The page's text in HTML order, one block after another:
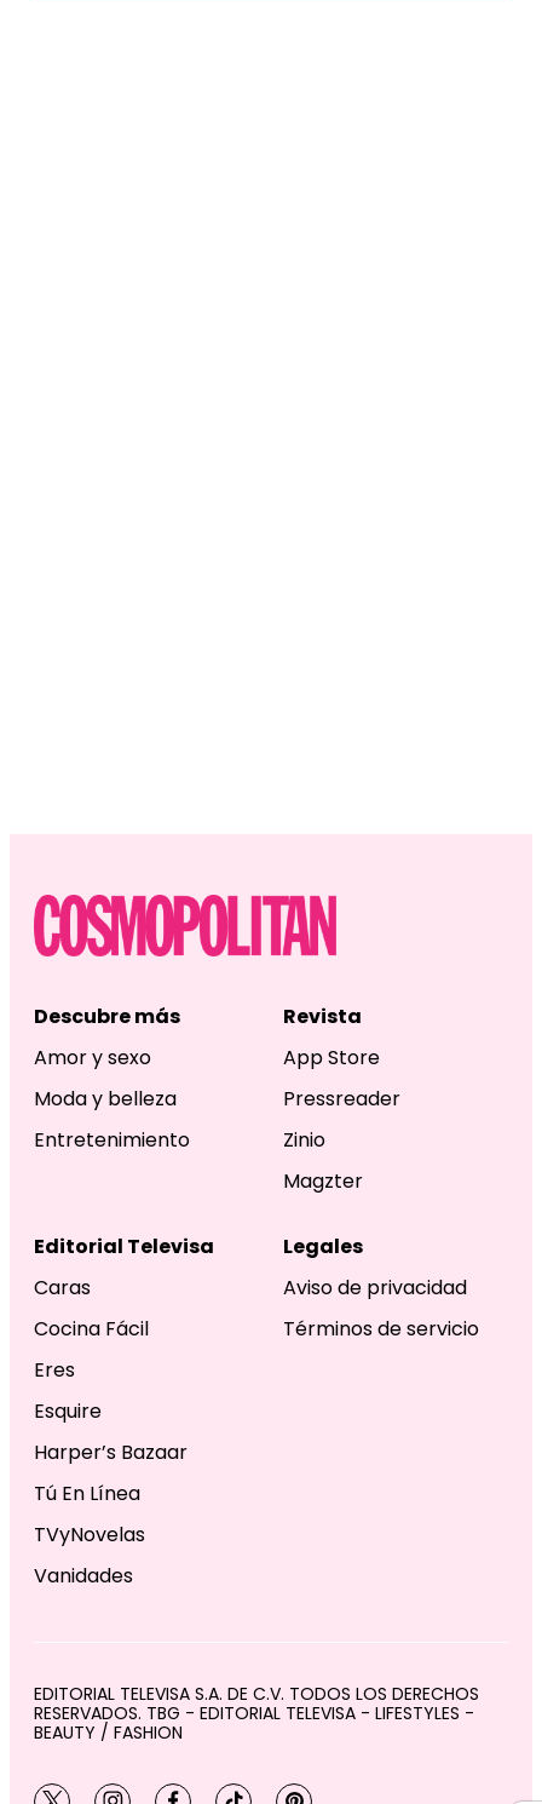
Descubre más
Amor y sexo
Moda y belleza
Entretenimiento
Revista
App Store
Pressreader
Zinio
Magzter
Editorial Televisa
Caras
Cocina Fácil
Eres
Esquire
Harper’s Bazaar
Tú En Línea
TVyNovelas
Vanidades
Legales
Aviso de privacidad
Términos de servicio
EDITORIAL TELEVISA S.A. DE C.V. TODOS LOS DERECHOS
RESERVADOS. TBG - EDITORIAL TELEVISA - LIFESTYLES -
BEAUTY / FASHION